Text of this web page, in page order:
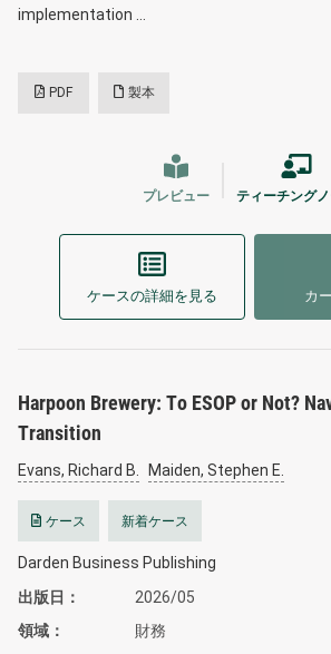
implementation …
PDF 製本
プレビュー ティーチングノ
ケースの詳細を見る カ
Harpoon Brewery: To ESOP or Not?
Transition
Evans, Richard B. Maiden, Stephen E.
ケース 新着ケース
Darden Business Publishing
出版日
2026/05
領域
財務